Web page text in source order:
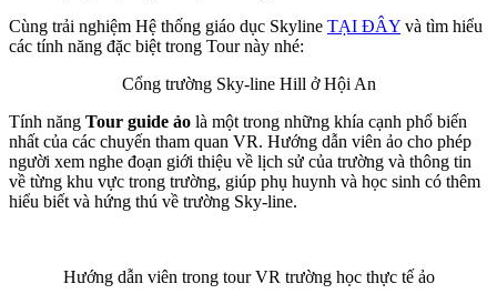
Cùng trải nghiệm Hệ thống giáo dục Skyline TẠI ĐÂY và tìm hiểu
các tính năng đặc biệt trong Tour này nhé:
Cổng trường Sky-line Hill ở Hội An
Tính năng Tour guide ảo là một trong những khía cạnh phổ biến
nhất của các chuyến tham quan VR. Hướng dẫn viên ảo cho phép
người xem nghe đoạn giới thiệu về lịch sử của trường và thông tin
về từng khu vực trong trường, giúp phụ huynh và học sinh có thêm
hiểu biết và hứng thú về trường Sky-line.
Hướng dẫn viên trong tour VR trường học thực tế ảo